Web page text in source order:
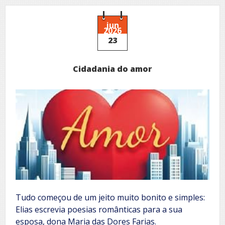
espelho:
Como
Deus
nos
jun
2026
23
Cidadania do amor
Tudo começou de um jeito muito bonito e simples:
Elias escrevia poesias românticas para a sua
esposa, dona Maria das Dores Farias.